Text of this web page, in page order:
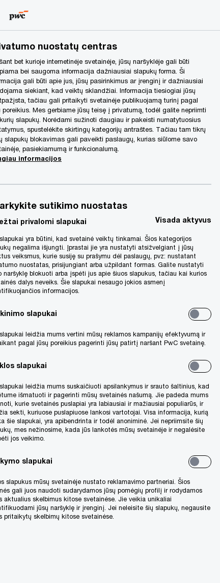
Search
nuostatų centras
bet kurioje internetinėje svetainėje, jūsų naršyklėje gali būti
bei saugoma informacija dažniausiai slapukų forma. Ši
gali būti apie jus, jūsų pasirinkimus ar įrenginį ir dažniausiai
siekiant, kad veiktų sklandžiai. Informacija tiesiogiai jūsų
tačiau gali pritaikyti svetainėje publikuojamą turinį pagal
poreikius. Mes gerbiame jūsų teisę į privatumą, todėl galite nepriimti
slapukų. Norėdami sužinoti daugiau ir pakeisti numatytuosius
spustelėkite skirtingų kategorijų antraštes. Tačiau tam tikrų
slapukų blokavimas gali paveikti paslaugų, kurias siūlome savo
pasiekiamumą ir funkcionalumą.
informacijos
sutikimo nuostatas
privalomi slapukai Visada aktyvus
yra būtini, kad svetainė veiktų tinkamai. Šios kategorijos
negalima išjungti. Įprastai jie yra nustatyti atsižvelgiant į jūsų
veiksmus, kurie susiję su prašymu dėl paslaugų, pvz: nustatant
nuostatas, prisijungiant arba užpildant formas. Galite nustatyti
naršyklę blokuoti arba įspėti jus apie šiuos slapukus, tačiau kai kurios
dalys neveiks. Šie slapukai nesaugo jokios asmenį
informacijos.
slapukai
leidžia mums vertini mūsų reklamos kampanijų efektyvumą ir
pagal jūsų poreikius pagerinti jūsų patirtį naršant PwC svetainę.
slapukai
leidžia mums suskaičiuoti apsilankymus ir srauto šaltinius, kad
išmatuoti ir pagerinti mūsų svetainės našumą. Jie padeda mums
kurie svetainės puslapiai yra labiausiai ir mažiausiai populiarūs, ir
sekti, kuriuose puslapiuose lankosi vartotojai. Visa informacija, kurią
šie slapukai, yra apibendrinta ir todėl anoniminė. Jei nepriimsite šių
mes nežinosime, kada jūs lankotės mūsų svetainėje ir negalėsite
jos veikimo.
slapukai
slapukus mūsų svetainėje nustato reklamavimo partneriai. Šios
gali juos naudoti sudarydamos jūsų pomėgių profilį ir rodydamos
aktualius skelbimus kitose svetainėse. Jie veikia unikaliai
jūsų naršyklę ir įrenginį. Jei neleisite šių slapukų, negausite
pritaikytų skelbimų kitose svetainėse.